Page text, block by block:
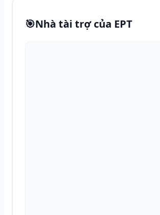
🎯Nhà tài trợ của EPT